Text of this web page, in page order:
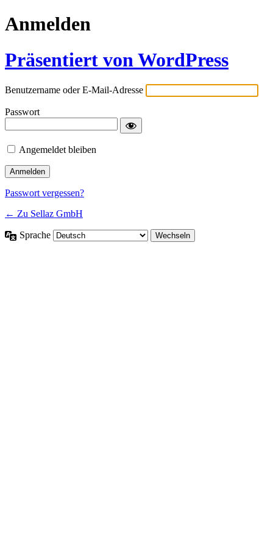
Anmelden
Präsentiert von WordPress
Benutzername oder E-Mail-Adresse
Passwort
Angemeldet bleiben
Passwort vergessen?
← Zu Sellaz GmbH
Sprache